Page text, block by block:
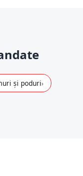
și poduri